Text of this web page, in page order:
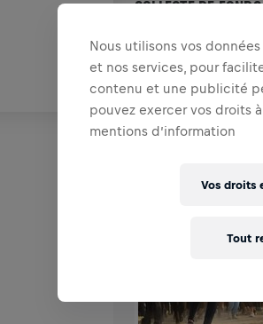
COLLECTE DE FONDS
Faites un don pour
collecté est
HISTOIRE
WINGS FOR LIFE
Nous utilisons vos
et nos services, pour
contenu et une publicité
pouvez exercer vos droits
mentions d’information
Vos droits
Tout